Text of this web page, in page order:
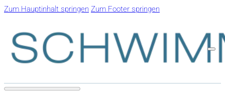
Zum Hauptinhalt springen Zum Footer springen